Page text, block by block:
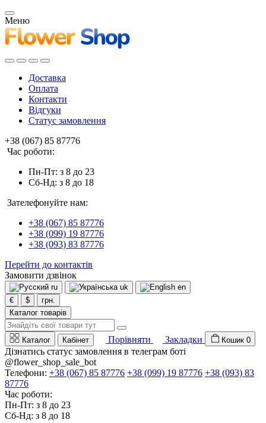
Меню
Доставка
Оплата
Контакти
Відгуки
Статус замовлення
+38 (067) 85 87776
Час роботи:
Пн-Пт: з 8 до 23
Сб-Нд: з 8 до 18
Зателефонуйте нам:
+38 (067) 85 87776
+38 (099) 19 87776
+38 (093) 83 87776
Перейти до контактів
Замовити дзвінок
ru uk
en
€
$
грн.
Каталог товарів
Каталог Кабінет Порівняти Закладки Кошик 0
Дізнатись статус замовлення в телеграм боті
@flower_shop_sale_bot
Телефони: +38 (067) 85 87776 +38 (099) 19 87776 +38 (093) 83
87776
Час роботи:
Пн-Пт: з 8 до 23
Сб-Нд: з 8 до 18